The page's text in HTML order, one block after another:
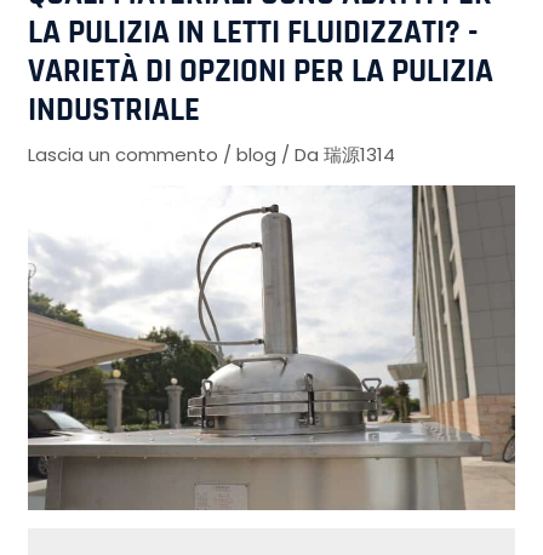
LA PULIZIA IN LETTI FLUIDIZZATI? -
VARIETÀ DI OPZIONI PER LA PULIZIA
INDUSTRIALE
Lascia un commento /blog / Da瑞源1314